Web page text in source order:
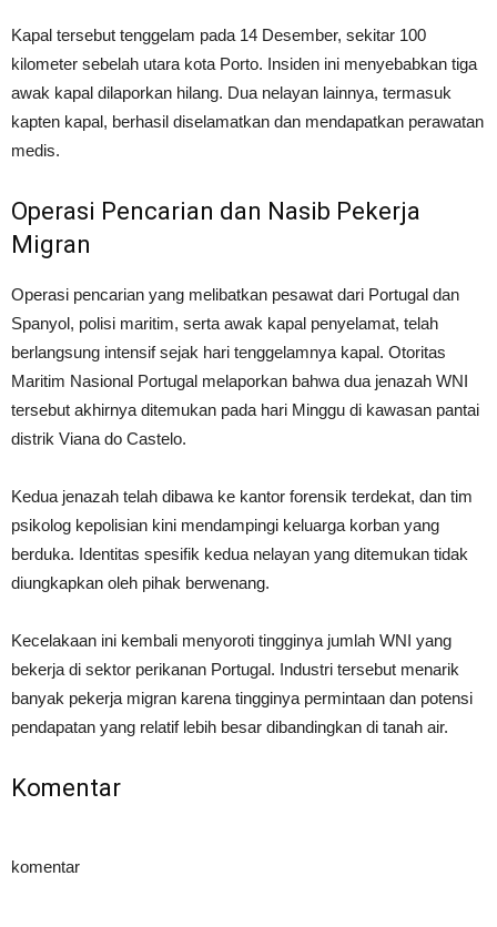
Kapal tersebut tenggelam pada 14 Desember, sekitar 100
kilometer sebelah utara kota Porto. Insiden ini menyebabkan tiga
awak kapal dilaporkan hilang. Dua nelayan lainnya, termasuk
kapten kapal, berhasil diselamatkan dan mendapatkan perawatan
medis.
Operasi Pencarian dan Nasib Pekerja
Migran
Operasi pencarian yang melibatkan pesawat dari Portugal dan
Spanyol, polisi maritim, serta awak kapal penyelamat, telah
berlangsung intensif sejak hari tenggelamnya kapal. Otoritas
Maritim Nasional Portugal melaporkan bahwa dua jenazah WNI
tersebut akhirnya ditemukan pada hari Minggu di kawasan pantai
distrik Viana do Castelo.
Kedua jenazah telah dibawa ke kantor forensik terdekat, dan tim
psikolog kepolisian kini mendampingi keluarga korban yang
berduka. Identitas spesifik kedua nelayan yang ditemukan tidak
diungkapkan oleh pihak berwenang.
Kecelakaan ini kembali menyoroti tingginya jumlah WNI yang
bekerja di sektor perikanan Portugal. Industri tersebut menarik
banyak pekerja migran karena tingginya permintaan dan potensi
pendapatan yang relatif lebih besar dibandingkan di tanah air.
Komentar
komentar